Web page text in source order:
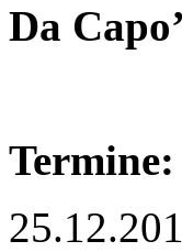
Da
Termine: